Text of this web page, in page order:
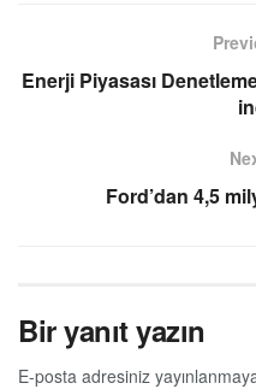
Enerji Piyasası
Ford’dan 4,5
Bir yanıt yazın
E-posta adresiniz